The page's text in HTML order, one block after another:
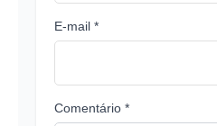
E-mail *
Comentário *